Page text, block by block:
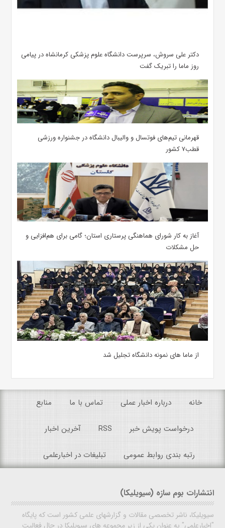
دکتر علی سروش، سرپرست دانشگاه علوم پزشکی کرمانشاه در پیامی
روز ماما را تبریک گفت
قهرمانی تیم‌های فوتسال و والیبال دانشگاه در جشنواره ورزشی
قطب۷ کشور
آغاز به کار شورای هماهنگی پرستاری استان؛ گامی برای هم‌افزایی و
حل مشکلات
از ماما های نمونه دانشگاه تجلیل شد
خانه درباره اخبار عملی تماس با ما منابع
درخواست پویش خبر RSS آخرین اخبار
رتبه بندی روابط عمومی تبلیغات در اخبارعلمی
انتشارات بوم سازه (سیویلیکا)
سیویلیکا، ناشر تخصصی مقالات و گزارشهای علمی کشور است که پایگاه
"اخبارعلمی" به عنوان یکی از زیر مجموعه های سیویلیکا در حال فعالیت